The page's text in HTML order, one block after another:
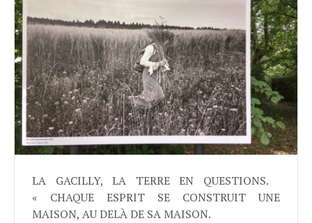
LA GACILLY, LA TERRE EN QUESTIONS.
« CHAQUE ESPRIT SE CONSTRUIT UNE
MAISON, AU DELÀ DE SA MAISON.